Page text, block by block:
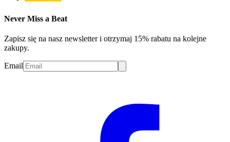
Never Miss a Beat
Zapisz się na nasz newsletter i otrzymaj 15% rabatu na kolejne
zakupy.
Email